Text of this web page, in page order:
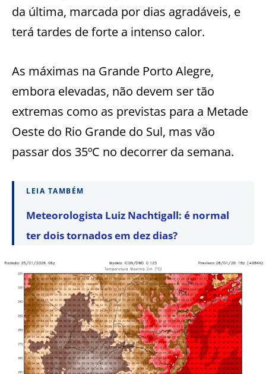
da última, marcada por dias agradáveis, e
terá tardes de forte a intenso calor.
As máximas na Grande Porto Alegre,
embora elevadas, não devem ser tão
extremas como as previstas para a Metade
Oeste do Rio Grande do Sul, mas vão
passar dos 35ºC no decorrer da semana.
LEIA TAMBÉM
Meteorologista Luiz Nachtigall: é normal
ter dois tornados em dez dias?